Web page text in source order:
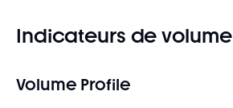
Indicateurs de volume
Volume Profile